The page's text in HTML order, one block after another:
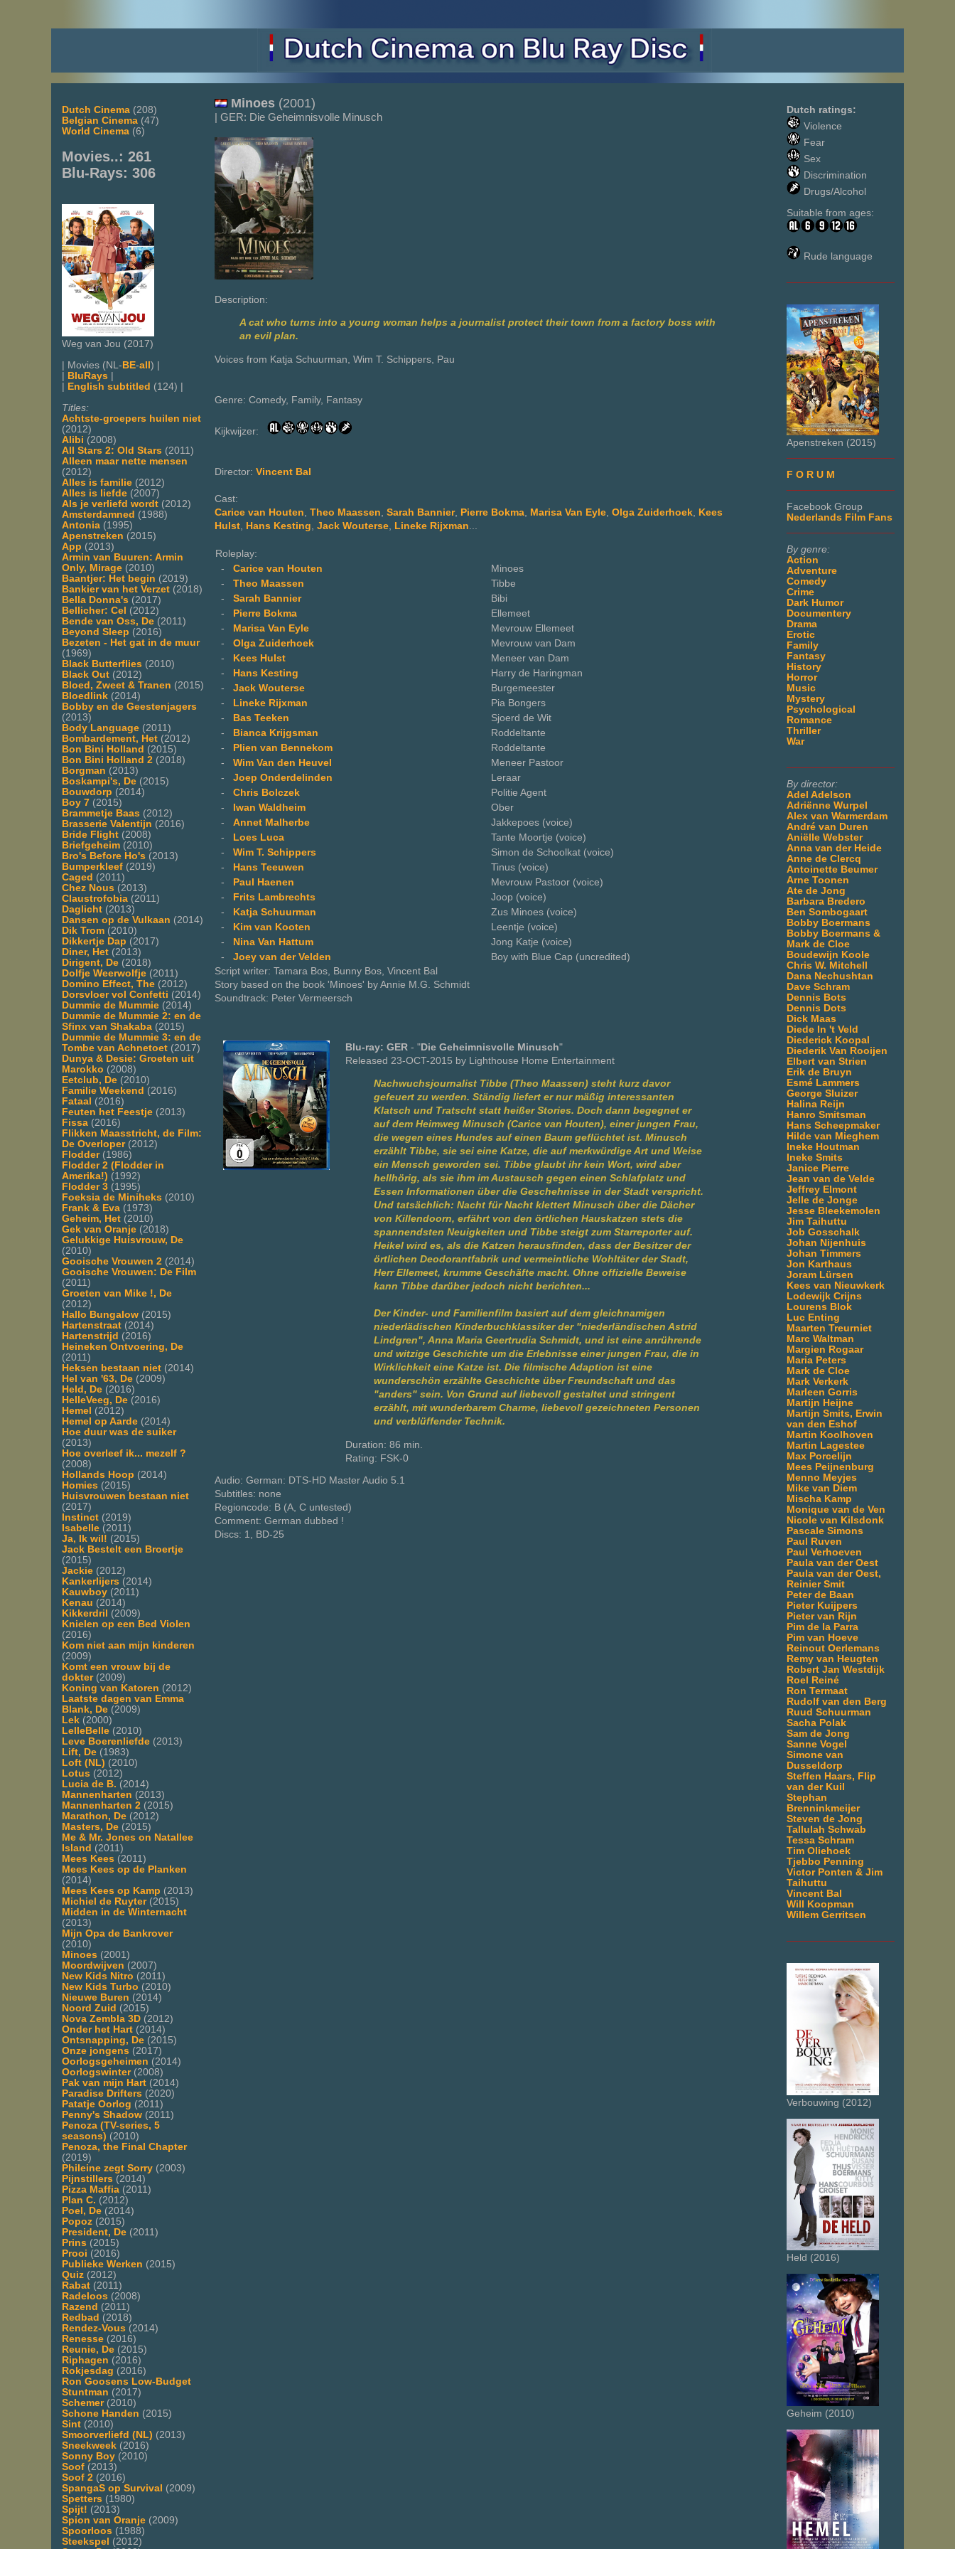
Dutch Cinema (208)
Belgian Cinema (47)
World Cinema (6)
Movies..: 261
Blu-Rays: 306
Weg van Jou (2017)
| Movies (NL-BE-all) |
| BluRays |
| English subtitled (124) |
Titles:
Achtste-groepers huilen niet
(2012)
Alibi (2008)
All Stars 2: Old Stars (2011)
Alleen maar nette mensen
(2012)
Alles is familie (2012)
Alles is liefde (2007)
Als je verliefd wordt (2012)
Amsterdamned (1988)
Antonia (1995)
Apenstreken (2015)
App (2013)
Armin van Buuren: Armin
Only, Mirage (2010)
Baantjer: Het begin (2019)
Bankier van het Verzet (2018)
Bella Donna's (2017)
Bellicher: Cel (2012)
Bende van Oss, De (2011)
Beyond Sleep (2016)
Bezeten - Het gat in de muur
(1969)
Black Butterflies (2010)
Black Out (2012)
Bloed, Zweet & Tranen (2015)
Bloedlink (2014)
Bobby en de Geestenjagers
(2013)
Body Language (2011)
Bombardement, Het (2012)
Bon Bini Holland (2015)
Bon Bini Holland 2 (2018)
Borgman (2013)
Boskampi's, De (2015)
Bouwdorp (2014)
Boy 7 (2015)
Brammetje Baas (2012)
Brasserie Valentijn (2016)
Bride Flight (2008)
Briefgeheim (2010)
Bro's Before Ho's (2013)
Bumperkleef (2019)
Caged (2011)
Chez Nous (2013)
Claustrofobia (2011)
Daglicht (2013)
Dansen op de Vulkaan (2014)
Dik Trom (2010)
Dikkertje Dap (2017)
Diner, Het (2013)
Dirigent, De (2018)
Dolfje Weerwolfje (2011)
Domino Effect, The (2012)
Dorsvloer vol Confetti (2014)
Dummie de Mummie (2014)
Dummie de Mummie 2: en de
Sfinx van Shakaba (2015)
Dummie de Mummie 3: en de
Tombe van Achnetoet (2017)
Dunya & Desie: Groeten uit
Marokko (2008)
Eetclub, De (2010)
Familie Weekend (2016)
Fataal (2016)
Feuten het Feestje (2013)
Fissa (2016)
Flikken Maasstricht, de Film:
De Overloper(2012)
Flodder(1986)
Flodder 2 (Flodder in
Amerika!) (1992)
Flodder 3 (1995)
Foeksia de Miniheks (2010)
Frank & Eva (1973)
Geheim, Het (2010)
Gek van Oranje (2018)
Gelukkige Huisvrouw, De
(2010)
Gooische Vrouwen 2 (2014)
Gooische Vrouwen: De Film
(2011)
Groeten van Mike !, De
(2012)
Hallo Bungalow (2015)
Hartenstraat (2014)
Hartenstrijd (2016)
Heineken Ontvoering, De
(2011)
Heksen bestaan niet (2014)
Hel van '63, De (2009)
Held, De (2016)
HelleVeeg, De (2016)
Hemel (2012)
Hemel op Aarde (2014)
Hoe duur was de suiker
(2013)
Hoe overleef ik... mezelf ?
(2008)
Hollands Hoop (2014)
Homies (2015)
Huisvrouwen bestaan niet
(2017)
Instinct (2019)
Isabelle (2011)
Ja, Ik wil! (2015)
Jack Bestelt een Broertje
(2015)
Jackie (2012)
Kankerlijers (2014)
Kauwboy (2011)
Kenau (2014)
Kikkerdril (2009)
Knielen op een Bed Violen
(2016)
Kom niet aan mijn kinderen
(2009)
Komt een vrouw bij de
dokter(2009)
Koning van Katoren (2012)
Laatste dagen van Emma
Blank, De (2009)
Lek (2000)
LelleBelle (2010)
Leve Boerenliefde (2013)
Lift, De (1983)
Loft (NL) (2010)
Lotus (2012)
Lucia de B. (2014)
Mannenharten (2013)
Mannenharten 2 (2015)
Marathon, De (2012)
Masters, De (2015)
Me & Mr. Jones on Natallee
Island (2011)
Mees Kees (2011)
Mees Kees op de Planken
(2014)
Mees Kees op Kamp (2013)
Michiel de Ruyter(2015)
Midden in de Winternacht
(2013)
Mijn Opa de Bankrover
(2010)
Minoes (2001)
Moordwijven (2007)
New Kids Nitro (2011)
New Kids Turbo (2010)
Nieuwe Buren (2014)
Noord Zuid (2015)
Nova Zembla 3D (2012)
Onder het Hart (2014)
Ontsnapping, De (2015)
Onze jongens (2017)
Oorlogsgeheimen (2014)
Oorlogswinter(2008)
Pak van mijn Hart (2014)
Paradise Drifters (2020)
Patatje Oorlog (2011)
Penny's Shadow (2011)
Penoza (TV-series, 5
seasons) (2010)
Penoza, the Final Chapter
(2019)
Phileine zegt Sorry (2003)
Pijnstillers (2014)
Pizza Maffia (2011)
Plan C. (2012)
Poel, De (2014)
Popoz (2015)
President, De (2011)
Prins (2015)
Prooi (2016)
Publieke Werken (2015)
Quiz (2012)
Rabat (2011)
Radeloos (2008)
Razend (2011)
Redbad (2018)
Rendez-Vous (2014)
Renesse (2016)
Reunie, De (2015)
Riphagen (2016)
Rokjesdag (2016)
Ron Goosens Low-Budget
Stuntman (2017)
Schemer(2010)
Schone Handen (2015)
Sint (2010)
Smoorverliefd (NL) (2013)
Sneekweek (2016)
Sonny Boy (2010)
Soof (2013)
Soof 2 (2016)
SpangaS op Survival (2009)
Spetters (1980)
Spijt! (2013)
Spion van Oranje (2009)
Spoorloos (1988)
Steekspel (2012)
Dutch ratings:
Violence
Fear
Sex
Discrimination
Drugs/Alcohol
Suitable from ages:
Rude language
Apenstreken (2015)
F O R U M
Facebook Group
Nederlands Film Fans
By genre:
Action
Adventure
Comedy
Crime
Dark Humor
Documentery
Drama
Erotic
Family
Fantasy
History
Horror
Music
Mystery
Psychological
Romance
Thriller
War
By director:
Adel Adelson
Adriënne Wurpel
Alex van Warmerdam
André van Duren
Aniëlle Webster
Anna van der Heide
Anne de Clercq
Antoinette Beumer
Arne Toonen
Ate de Jong
Barbara Bredero
Ben Sombogaart
Bobby Boermans
Bobby Boermans &
Mark de Cloe
Boudewijn Koole
Chris W. Mitchell
Dana Nechushtan
Dave Schram
Dennis Bots
Dennis Dots
Dick Maas
Diede In 't Veld
Diederick Koopal
Diederik Van Rooijen
Elbert van Strien
Erik de Bruyn
Esmé Lammers
George Sluizer
Halina Reijn
Hanro Smitsman
Hans Scheepmaker
Hilde van Mieghem
Ineke Houtman
Ineke Smits
Janice Pierre
Jean van de Velde
Jeffrey Elmont
Jelle de Jonge
Jesse Bleekemolen
Jim Taihuttu
Job Gosschalk
Johan Nijenhuis
Johan Timmers
Jon Karthaus
Joram Lürsen
Kees van Nieuwkerk
Lodewijk Crijns
Lourens Blok
Luc Enting
Maarten Treurniet
Marc Waltman
Margien Rogaar
Maria Peters
Mark de Cloe
Mark Verkerk
Marleen Gorris
Martijn Heijne
Martijn Smits, Erwin
van den Eshof
Martin Koolhoven
Martin Lagestee
Max Porcelijn
Mees Peijnenburg
Menno Meyjes
Mike van Diem
Mischa Kamp
Monique van de Ven
Nicole van Kilsdonk
Pascale Simons
Paul Ruven
Paul Verhoeven
Paula van der Oest
Paula van der Oest,
Reinier Smit
Peter de Baan
Pieter Kuijpers
Pieter van Rijn
Pim de la Parra
Pim van Hoeve
Reinout Oerlemans
Remy van Heugten
Robert Jan Westdijk
Roel Reiné
Ron Termaat
Rudolf van den Berg
Ruud Schuurman
Sacha Polak
Sam de Jong
Sanne Vogel
Simone van
Dusseldorp
Steffen Haars, Flip
van der Kuil
Stephan
Brenninkmeijer
Steven de Jong
Tallulah Schwab
Tessa Schram
Tim Oliehoek
Tjebbo Penning
Victor Ponten & Jim
Taihuttu
Vincent Bal
Will Koopman
Willem Gerritsen
Verbouwing (2012)
Held (2016)
Geheim (2010)
Minoes (2001)
| GER: Die Geheimnisvolle Minusch
Description:
A cat who turns into a young woman helps a journalist protect their town from a factory boss with
an evil plan.
Voices from Katja Schuurman, Wim T. Schippers, Pau
Genre: Comedy, Family, Fantasy
Kijkwijzer:
Director: Vincent Bal
Cast:
Carice van Houten Theo Maassen Sarah Bannier, Pierre Bokma Marisa Van Eyle Olga Zuiderhoek
Kees
Hulst
Hans Kesting Jack Wouterse Lineke Rijxman
Roleplay:
- Carice van Houten
Minoes
- Theo Maassen
Tibbe
- Sarah Bannier
Bibi
-
Pierre Bokma
Ellemeet
-
Marisa Van Eyle
Mevrouw Ellemeet
- Olga Zuiderhoek
Mevrouw van Dam
-
Kees Hulst
Meneer van Dam
-
Hans Kesting
Harry de Haringman
- Jack Wouterse
Burgemeester
-
Lineke Rijxman
Pia Bongers
-
Bas Teeken
Sjoerd de Wit
-
Bianca Krijgsman
Roddeltante
-
Plien van Bennekom
Roddeltante
- Wim Van den Heuvel
Meneer Pastoor
- Joep Onderdelinden
Leraar
- Chris Bolczek
Politie Agent
-
Iwan Waldheim
Ober
- Annet Malherbe
Jakkepoes (voice)
-
Loes Luca
Tante Moortje (voice)
- Wim T. Schippers
Simon de Schoolkat (voice)
-
Hans Teeuwen
Tinus (voice)
-
Paul Haenen
Mevrouw Pastoor (voice)
-
Frits Lambrechts
Joop (voice)
-
Katja Schuurman
Zus Minoes (voice)
-
Kim van Kooten
Leentje (voice)
-
Nina Van Hattum
Jong Katje (voice)
- Joey van der Velden
Boy with Blue Cap (uncredited)
Script writer: Tamara Bos, Bunny Bos, Vincent Bal
Story based on the book 'Minoes' by Annie M.G. Schmidt
Soundtrack: Peter Vermeersch
Blu-ray: GER - " Die Geheimnisvolle Minusch"
Released 23-OCT-2015 by Lighthouse Home Entertainment
Nachwuchsjournalist Tibbe (Theo Maassen) steht kurz davor
gefeuert zu werden. Ständig liefert er nur mäßig interessanten
Klatsch und Tratscht statt heißer Stories. Doch dann begegnet er
auf dem Heimweg Minusch (Carice van Houten), einer jungen Frau,
die wegen eines Hundes auf einen Baum geflüchtet ist. Minusch
erzählt Tibbe, sie sei eine Katze, die auf merkwürdige Art und Weise
ein Mensch geworden sei. Tibbe glaubt ihr kein Wort, wird aber
hellhörig, als sie ihm im Austausch gegen einen Schlafplatz und
Essen Informationen über die Geschehnisse in der Stadt verspricht.
Und tatsächlich: Nacht für Nacht klettert Minusch über die Dächer
von Killendoorn, erfährt von den örtlichen Hauskatzen stets die
spannendsten Neuigkeiten und Tibbe steigt zum Starreporter auf.
Heikel wird es, als die Katzen herausfinden, dass der Besitzer der
örtlichen Deodorantfabrik und vermeintliche Wohltäter der Stadt,
Herr Ellemeet, krumme Geschäfte macht. Ohne offizielle Beweise
kann Tibbe darüber jedoch nicht berichten...
Der Kinder- und Familienfilm basiert auf dem gleichnamigen
niederlädischen Kinderbuchklassiker der "niederländischen Astrid
Lindgren", Anna Maria Geertrudia Schmidt, und ist eine anrührende
und witzige Geschichte um die Erlebnisse einer jungen Frau, die in
Wirklichkeit eine Katze ist. Die filmische Adaption ist eine
wunderschön erzählte Geschichte über Freundschaft und das
"anders" sein. Von Grund auf liebevoll gestaltet und stringent
erzählt, mit wunderbarem Charme, liebevoll gezeichneten Personen
und verblüffender Technik.
Duration: 86 min.
Rating: FSK-0
Audio: German: DTS-HD Master Audio 5.1
Subtitles: none
Regioncode: B (A, C untested)
Comment: German dubbed !
Discs: 1, BD-25